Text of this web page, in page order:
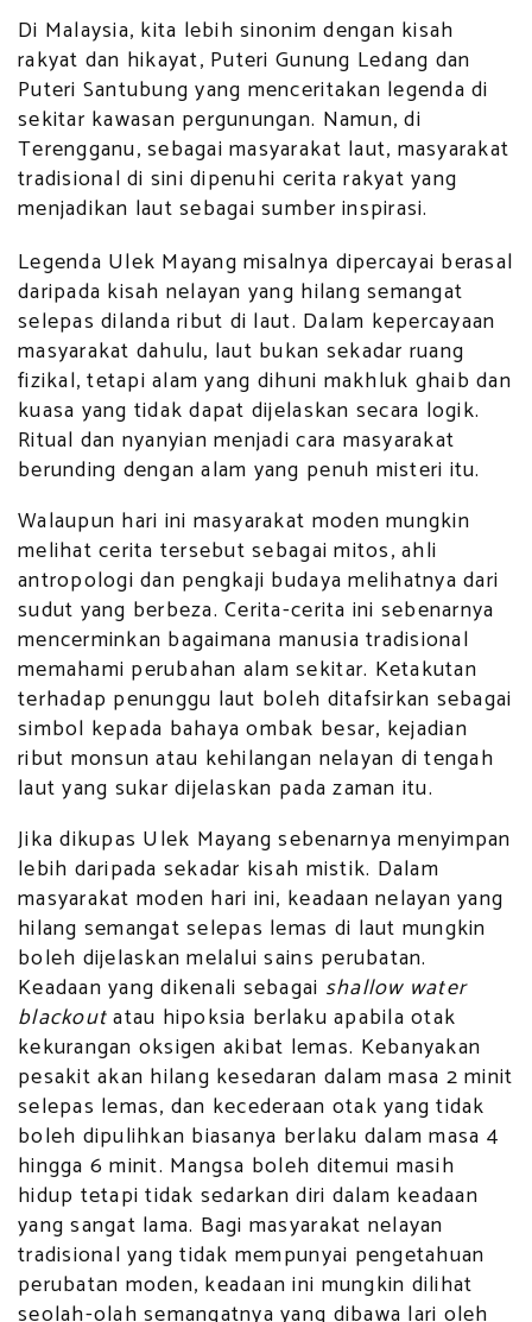
Di Malaysia, kita lebih sinonim dengan kisah
rakyat dan hikayat, Puteri Gunung Ledang dan
Puteri Santubung yang menceritakan legenda di
sekitar kawasan pergunungan. Namun, di
Terengganu, sebagai masyarakat laut, masyarakat
tradisional di sini dipenuhi cerita rakyat yang
menjadikan laut sebagai sumber inspirasi.
Legenda Ulek Mayang misalnya dipercayai berasal
daripada kisah nelayan yang hilang semangat
selepas dilanda ribut di laut. Dalam kepercayaan
masyarakat dahulu, laut bukan sekadar ruang
fizikal, tetapi alam yang dihuni makhluk ghaib dan
kuasa yang tidak dapat dijelaskan secara logik.
Ritual dan nyanyian menjadi cara masyarakat
berunding dengan alam yang penuh misteri itu.
Walaupun hari ini masyarakat moden mungkin
melihat cerita tersebut sebagai mitos, ahli
antropologi dan pengkaji budaya melihatnya dari
sudut yang berbeza. Cerita-cerita ini sebenarnya
mencerminkan bagaimana manusia tradisional
memahami perubahan alam sekitar. Ketakutan
terhadap penunggu laut boleh ditafsirkan sebagai
simbol kepada bahaya ombak besar, kejadian
ribut monsun atau kehilangan nelayan di tengah
laut yang sukar dijelaskan pada zaman itu.
Jika dikupas Ulek Mayang sebenarnya menyimpan
lebih daripada sekadar kisah mistik. Dalam
masyarakat moden hari ini, keadaan nelayan yang
hilang semangat selepas lemas di laut mungkin
boleh dijelaskan melalui sains perubatan.
Keadaan yang dikenali sebagai shallow water
blackoutatau hipoksia berlaku apabila otak
kekurangan oksigen akibat lemas. Kebanyakan
pesakit akan hilang kesedaran dalam masa 2 minit
selepas lemas, dan kecederaan otak yang tidak
boleh dipulihkan biasanya berlaku dalam masa 4
hingga 6 minit. Mangsa boleh ditemui masih
hidup tetapi tidak sedarkan diri dalam keadaan
yang sangat lama. Bagi masyarakat nelayan
tradisional yang tidak mempunyai pengetahuan
perubatan moden, keadaan ini mungkin dilihat